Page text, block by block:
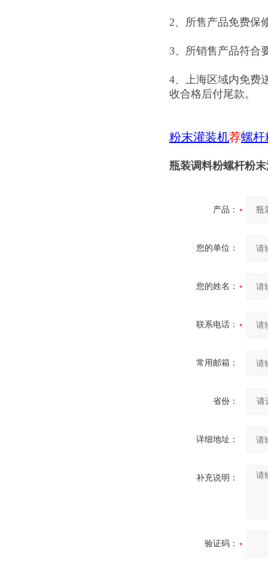
2、所售产品免费保
3、所销售产品符合
4、上海区域内免费
收合格后付尾款。
粉末灌装机荐螺杆
瓶装调料粉螺杆粉
产品：
您的单位：
您的姓名：
联系电话：
常用邮箱：
省份：
详细地址：
补充说明：
验证码：